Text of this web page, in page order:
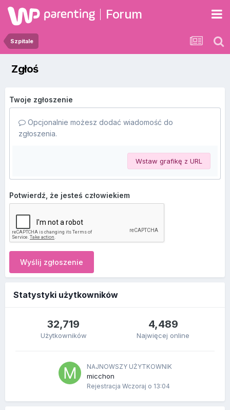
Forum
Szpitale
Zgłoś
Twoje zgłoszenie
Opcjonalnie możesz dodać wiadomość do
zgłoszenia.
Wstaw grafikę z URL
Potwierdź, że jesteś człowiekiem
Wyślij zgłoszenie
Statystyki użytkowników
32,719
Użytkowników
4,489
Najwięcej online
NAJNOWSZY UŻYTKOWNIK
micchon
Rejestracja Wczoraj o 13:04